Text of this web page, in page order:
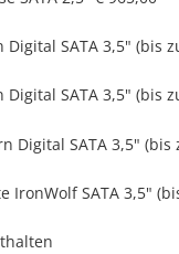
Digital SATA 3,5" (bis
Digital SATA 3,5" (bis
Digital SATA 3,5" (bis
IronWolf SATA 3,5"